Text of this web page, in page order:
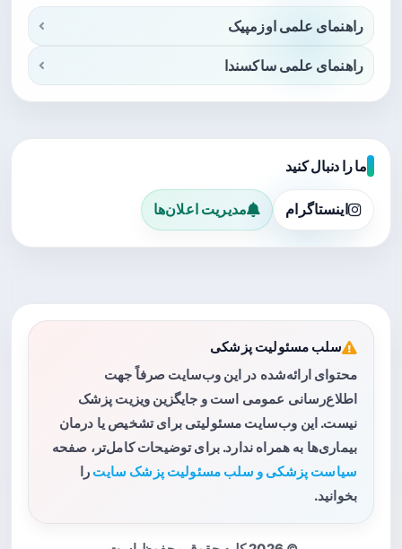
راهنمای علمی اوزمپیک
راهنمای علمی ساکسندا
ما را دنبال کنید
اینستاگرام مدیریت اعلان‌ها
سلب مسئولیت پزشکی
محتوای ارائه‌شده در این وب‌سایت صرفاً جهت
اطلاع‌رسانی عمومی است و جایگزین ویزیت پزشک
نیست. این وب‌سایت مسئولیتی برای تشخیص یا درمان
بیماری‌ها به همراه ندارد. برای توضیحات کامل‌تر، صفحه
سیاست پزشکی و سلب مسئولیت پزشک سایت را
بخوانید.